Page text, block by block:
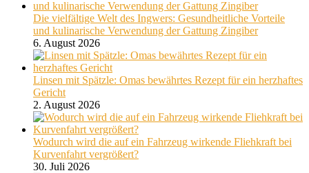
Die vielfältige Welt des Ingwers: Gesundheitliche Vorteile
und kulinarische Verwendung der Gattung Zingiber
6. August 2026
Linsen mit Spätzle: Omas bewährtes Rezept für ein herzhaftes
Gericht
2. August 2026
Wodurch wird die auf ein Fahrzeug wirkende Fliehkraft bei
Kurvenfahrt vergrößert?
30. Juli 2026